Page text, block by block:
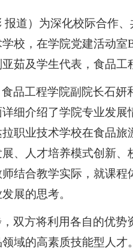
报道）为深化校际合作、
校，在学院党建活动室
茹及学生代表，食品工
品工程学院副院长石妍
详细介绍了学院专业发
职业技术学校在食品
、人才培养模式创新
结合教学实际，就课
展的思考。
双方将利用各自的优势
域的高素质技能型人才。